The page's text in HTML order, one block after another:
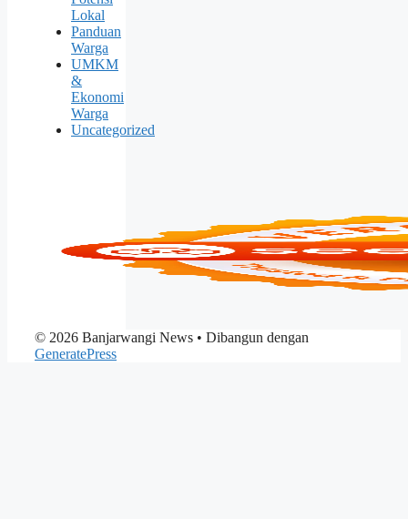
Lokal
Panduan
Warga
UMKM
&
Ekonomi
Warga
Uncategorized
© 2026 Banjarwangi News • Dibangun dengan
GeneratePress